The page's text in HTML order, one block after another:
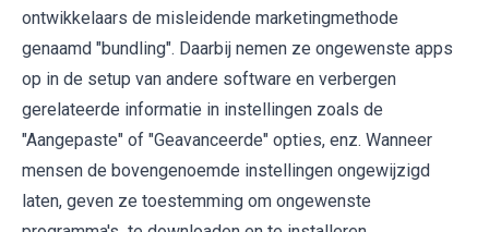
ontwikkelaars de misleidende marketingmethode
genaamd "bundling". Daarbij nemen ze ongewenste apps
op in de setup van andere software en verbergen
gerelateerde informatie in instellingen zoals de
"Aangepaste" of "Geavanceerde" opties, enz. Wanneer
mensen de bovengenoemde instellingen ongewijzigd
laten, geven ze toestemming om ongewenste